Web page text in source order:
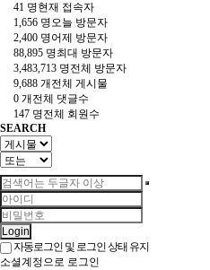
41 명현재 접속자
1,656 명오늘 방문자
2,400 명어제 방문자
88,895 명최대 방문자
3,483,713 명전체 방문자
9,688 개 전체 게시물
0 개 전체 댓글수
147 명전체 회원수
SEARCH
Login
자동로그인 및 로그인 상태 유지
소셜계정으로 로그인